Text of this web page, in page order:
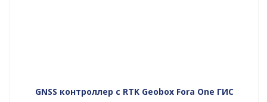
GNSS контроллер с RTK Geobox Fora One ГИС